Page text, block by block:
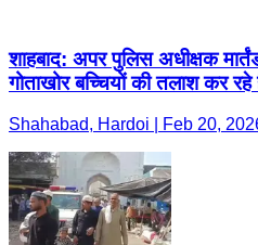
शाहबाद: अपर पुलिस अधीक्षक
गोताखोर बच्चियों की तलाश कर रहे
Shahabad, Hardoi | Feb 20,